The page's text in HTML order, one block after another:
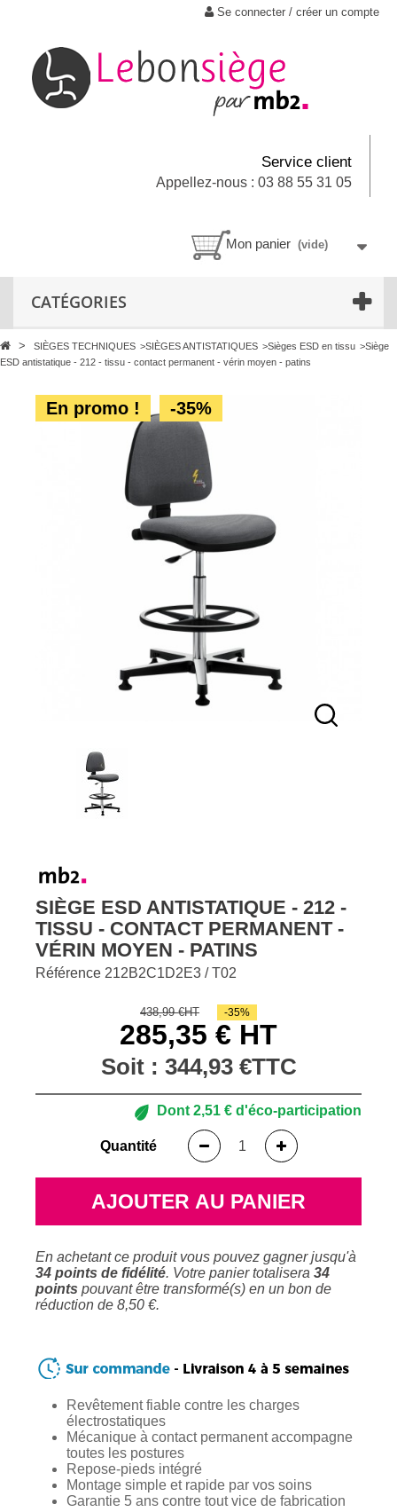
Se connecter / créer un compte
Service client
Appellez-nous : 03 88 55 31 05
Mon panier (vide)
CATÉGORIES
> SIÈGES TECHNIQUES >SIÈGES ANTISTATIQUES >Sièges ESD en tissu >Siège
ESD antistatique - 212 - tissu - contact permanent - vérin moyen - patins
En promo ! -35%
SIÈGE ESD ANTISTATIQUE - 212 -
TISSU - CONTACT PERMANENT -
VÉRIN MOYEN - PATINS
Référence 212B2C1D2E3 / T02
Revêtement fiable contre les charges
électrostatiques
Mécanique à contact permanent accompagne
toutes les postures
Repose-pieds intégré
Montage simple et rapide par vos soins
Garantie 5 ans contre tout vice de fabrication
438,99 €HT -35%
285,35 € HT
Soit : 344,93 €TTC
Dont 2,51 € d'éco-participation
Quantité
AJOUTER AU PANIER
En achetant ce produit vous pouvez gagner jusqu'à
34 points de fidélité. Votre panier totalisera 34
points pouvant être transformé(s) en un bon de
réduction de 8,50 €.